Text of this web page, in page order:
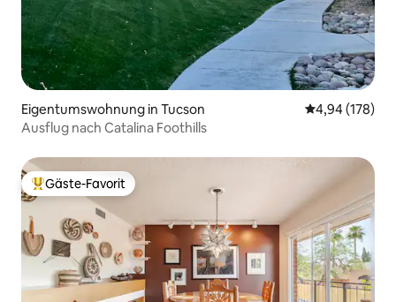
Eigentumswohnung in Tucson
4,94 (178)
Ausflug nach Catalina Foothills
Beliebter Gäste-Favorit.
Gäste-Favorit